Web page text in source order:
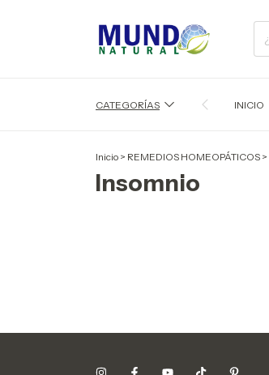
CATEGORÍAS INICIO
Inicio > REMEDIOS HOMEOPÁTICOS >
Insomnio